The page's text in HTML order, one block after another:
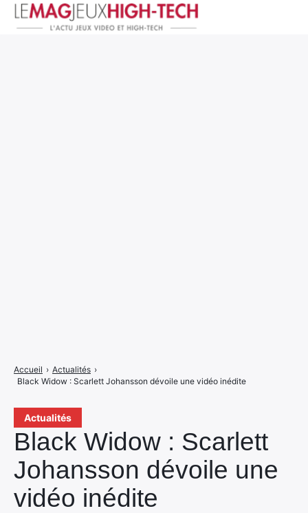
Actualités
Black Widow : Scarlett
Johansson dévoile une
vidéo inédite
Accueil › Actualités ›
Black Widow : Scarlett Johansson dévoile une vidéo inédite